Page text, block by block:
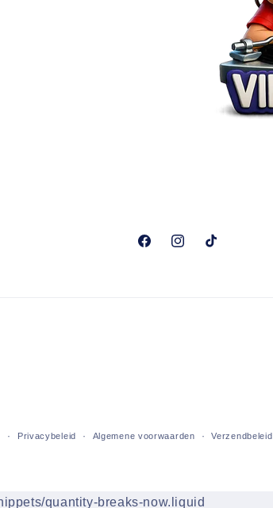
FacebookInstagramTikTok
Privacybeleid Algemene voorwaarden Verzendbeleid
quantity-breaks-now.liquid